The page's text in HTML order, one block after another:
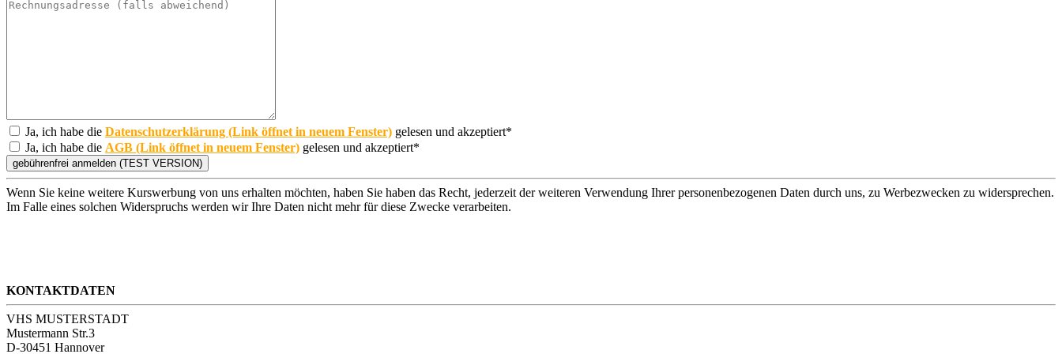
Ja, ich habe die Datenschutzerklärung (Link öffnet in neuem Fenster) gelesen und akzeptiert*
Ja, ich habe die AGB (Link öffnet in neuem Fenster) gelesen und akzeptiert*
Wenn Sie keine weitere Kurswerbung von uns erhalten möchten, haben Sie haben das Recht, jederzeit der weiteren Verwendung Ihrer personenbezogenen Daten durch uns, zu Werbezwecken zu widersprechen.
Im Falle eines solchen Widerspruchs werden wir Ihre Daten nicht mehr für diese Zwecke verarbeiten.
KONTAKTDATEN
VHS MUSTERSTADT
Mustermann Str.3
D-30451 Hannover